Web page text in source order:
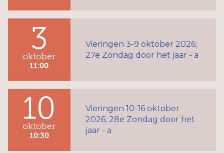
3
oktober
11:00
Vieringen 3-9 oktober 2026;
27e Zondag door het jaar - a
10
oktober
10:30
Vieringen 10-16 oktober
2026; 28e Zondag door het
jaar - a